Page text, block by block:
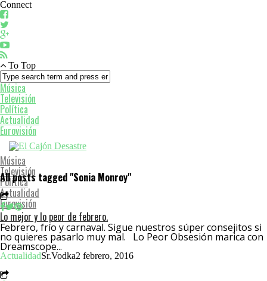
Connect
To Top
Música
Televisión
Política
Actualidad
Eurovisión
Música
Televisión
Política
Actualidad
Eurovisión
All posts tagged "Sonia Monroy"
Lo mejor y lo peor de febrero.
Febrero, frío y carnaval. Sigue nuestros súper consejitos si
no quieres pasarlo muy mal. Lo Peor Obsesión marica con
Dreamscope...
ActualidadSr.Vodka2 febrero, 2016